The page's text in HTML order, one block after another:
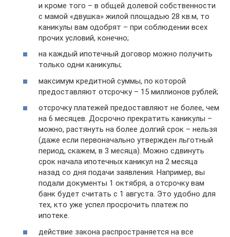
и кроме того – в общей долевой собственности
с мамой «двушка» жилой площадью 28 кв.м, то
каникулы вам одобрят – при соблюдении всех
прочих условий, конечно;
на каждый ипотечный договор можно получить
только одни каникулы;
максимум кредитной суммы, по которой
предоставляют отсрочку – 15 миллионов рублей;
отсрочку платежей предоставляют не более, чем
на 6 месяцев. Досрочно прекратить каникулы –
можно, растянуть на более долгий срок – нельзя
(даже если первоначально утвержден льготный
период, скажем, в 3 месяца). Можно сдвинуть
срок начала ипотечных каникул на 2 месяца
назад со дня подачи заявления. Например, вы
подали документы 1 октября, а отсрочку вам
банк будет считать с 1 августа. Это удобно для
тех, кто уже успел просрочить платеж по
ипотеке.
действие закона распространяется на все